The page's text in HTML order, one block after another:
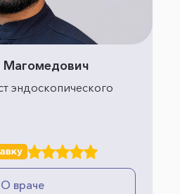
Магомедович
эндоскопического
О враче